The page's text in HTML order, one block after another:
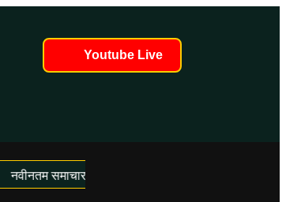
Youtube Live
नवीनतम समाचार लोड हो रहे हैं...